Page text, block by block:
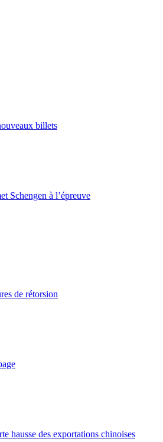
billets
Schengen à l’épreuve
de rétorsion
hausse des exportations chinoises